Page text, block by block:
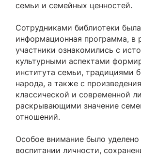
семьи и семейных ценностей.
Сотрудниками библиотеки
информационная программа, в
участники ознакомились с
культурными аспектами
института семьи, традициями
народа, а также с
классической и современной
раскрывающими значение
отношений.
Особое внимание было
воспитании личности,